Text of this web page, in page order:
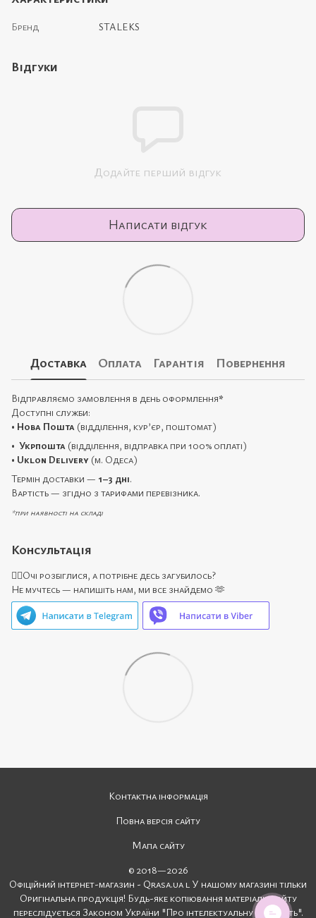
Бренд STALEKS
Відгуки
Додайте перший відгук
Написати відгук
Доставка Оплата Гарантія Повернення
Відправляємо замовлення в день оформлення*
Доступні служби:
• Нова Пошта (відділення, кур’єр, поштомат)
• Укрпошта (відділення, відправка при 100% оплаті)
• Uklon Delivery (м. Одеса)
Термін доставки — 1–3 дні.
Вартість — згідно з тарифами перевізника.
*при наявності на складі
Консультація
🙋‍♀️Очі розбіглися, а потрібне десь загубилось?
Не мучтесь — напишіть нам, ми все знайдемо 🫶
Контактна інформація
Повна версія сайту
Мапа сайту
© 2018—2026
Офіційний інтернет-магазин - Qrasa.ua l У нашому магазині тільки
Оригінальна продукція! Будь-яке копіювання матеріалів сайту
переслідується Законом України "Про інтелектуальну власність".